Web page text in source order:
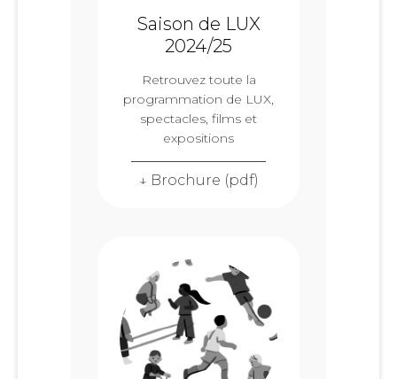
Saison de LUX
2024/25
Retrouvez toute la
programmation de LUX,
spectacles, films et
expositions
↓ Brochure (pdf)